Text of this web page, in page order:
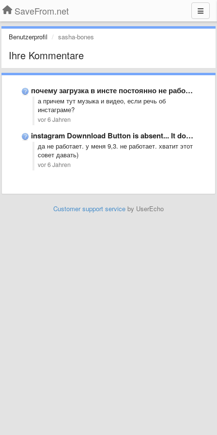
SaveFrom.net
Benutzerprofil sasha-bones
Ihre Kommentare
почему загрузка в инсте постоянно не работает?
а причем тут музыка и видео, если речь об
инстаграме?
vor 6 Jahren
instagram Downnload Button is absent... It doesn&#x27;t work both on …
да не работает. у меня 9,3. не работает. хватит этот
совет давать)
vor 6 Jahren
Customer support service by UserEcho